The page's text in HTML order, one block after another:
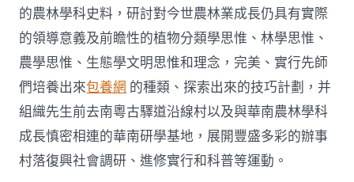
的農林學科史料，研討對今世農林業成長仍具有實際
的領導意義及前瞻性的植物分類學思惟、林學思惟、
農學思惟、生態學文明思惟和理念，完美、實行先師
們培養出來包養網 的種類、探索出來的技巧計劃，并
組織先生前去南粵古驛道沿線村以及與華南農林學科
成長慎密相連的華南研學基地，展開豐盛多彩的辦事
村落復興社會調研、進修實行和科普等運動。